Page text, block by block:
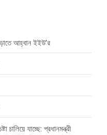
আহ্বান ইইউ’র
চালিয়ে যাচ্ছে: প্রধানমন্ত্রী